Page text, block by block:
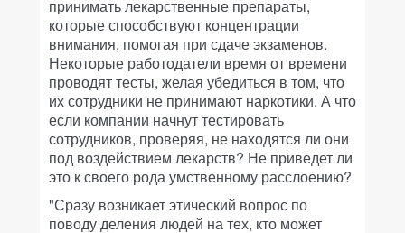
принимать лекарственные препараты,
которые способствуют концентрации
внимания, помогая при сдаче экзаменов.
Некоторые работодатели время от времени
проводят тесты, желая убедиться в том, что
их сотрудники не принимают наркотики. А что
если компании начнут тестировать
сотрудников, проверяя, не находятся ли они
под воздействием лекарств? Не приведет ли
это к своего рода умственному расслоению?
"Сразу возникает этический вопрос по
поводу деления людей на тех, кто может